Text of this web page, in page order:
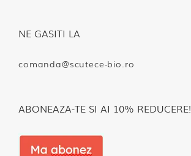
NE GASITI LA
comanda@scutece-bio.ro
ABONEAZA-TE SI AI 10% REDUCERE!